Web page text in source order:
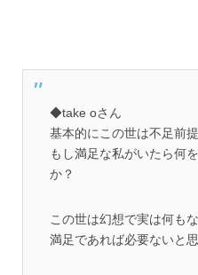
◆take oさん
基本的にこの世は不足前
もし満足な私がいたら何
か？
この世は幻想で実は何も
満足であれば必要ないと